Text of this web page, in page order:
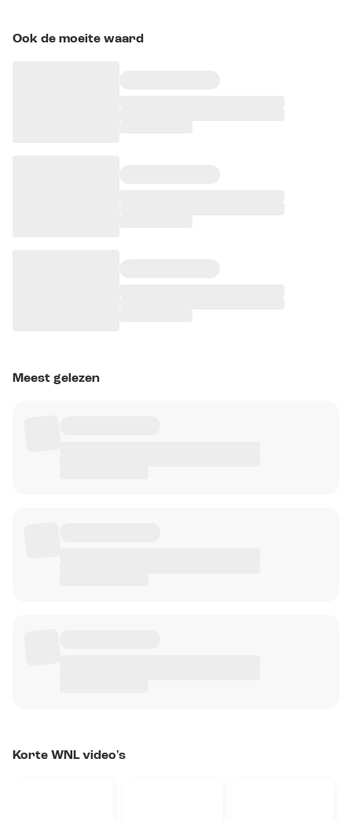
Ook de moeite waard
Meest gelezen
Korte WNL video's